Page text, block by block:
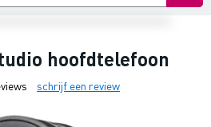
hoofdtelefoon
schrijf een review